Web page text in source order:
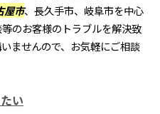
屋市、長久手市、岐阜市を中心
のお客様のトラブルを解決致
ませんので、お気軽にご相談
い